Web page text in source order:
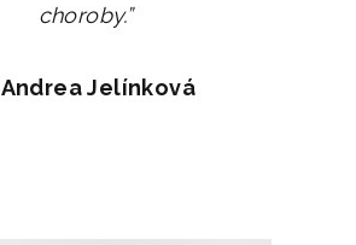
choroby.”
Andrea Jelínková